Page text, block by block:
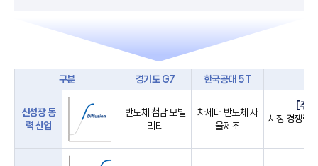
구분 경기도 G7 한국공대 5T
신성장 동
력 산업
반도체 첨담 모빌
리티
차세대 반도체 자
율제조
[주
시장 경쟁력